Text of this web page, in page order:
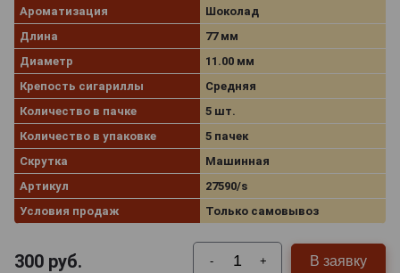
Ароматизация
Шоколад
Длина
77 мм
Диаметр
11.00 мм
Крепость сигариллы
Средняя
Количество в пачке
5 шт.
Количество в упаковке
5 пачек
Скрутка
Машинная
Артикул
27590/s
Условия продаж
Только самовывоз
300 руб. - + В заявку